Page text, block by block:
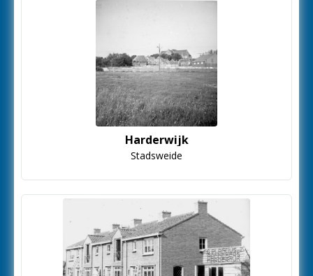
Harderwijk
Stadsweide